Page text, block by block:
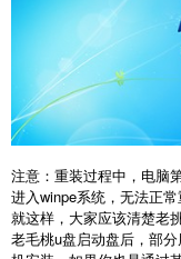
注意：重装过程中，电脑
进入winpe系统，无法正常
就这样，大家应该清楚老
老毛桃u盘启动盘后，部